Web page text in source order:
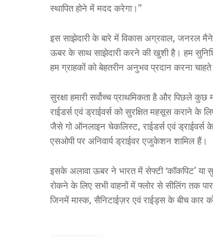
स्थापित होने में मदद करेगा।’’
इस साझेदारी के बारे में विकास अग्रवाल, जनरल
ऊबर के साथ साझेदारी करने की खुशी है। हम
हम ग्राहकों को बेहतरीन अनुभव प्रदान करना
सुरक्षा हमारी सर्वोच्च प्राथमिकता है और पिछले
राईडर्स एवं ड्राईवर्स को सुरक्षित महसूस कराने के
जैसे गो ऑनलाइन चेकलिस्ट, राईडर्स एवं ड्राईवर्स के
एसओपी पर अनिवार्य ड्राईवर एजुकेशन शामिल हैं।
इसके अलावा ऊबर ने भारत में सेफ्टी ‘कॉकपिट’ या
रोकने के लिए सभी वाहनों में फ्लोर से सीलिंग तक
जिनमें मास्क, सैनिटाईज़र एवं राईड्स के बीच कार